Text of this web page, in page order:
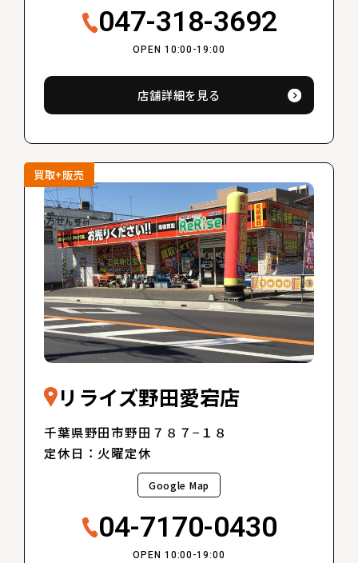
047-318-3692
OPEN 10:00-19:00
店舗詳細を見る
買取+販売
リライズ野田愛宕店
千葉県野田市野田７８７−１８
定休日：火曜定休
Google Map
04-7170-0430
OPEN 10:00-19:00